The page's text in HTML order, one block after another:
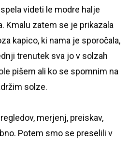
videti le modre halje
Kmalu zatem se je prikazala
kapico, ki nama je sporočala,
trenutek sva jo v solzah
pišem ali ko se spomnim na
solze.
merjenj, preiskav,
Potem smo se preselili v